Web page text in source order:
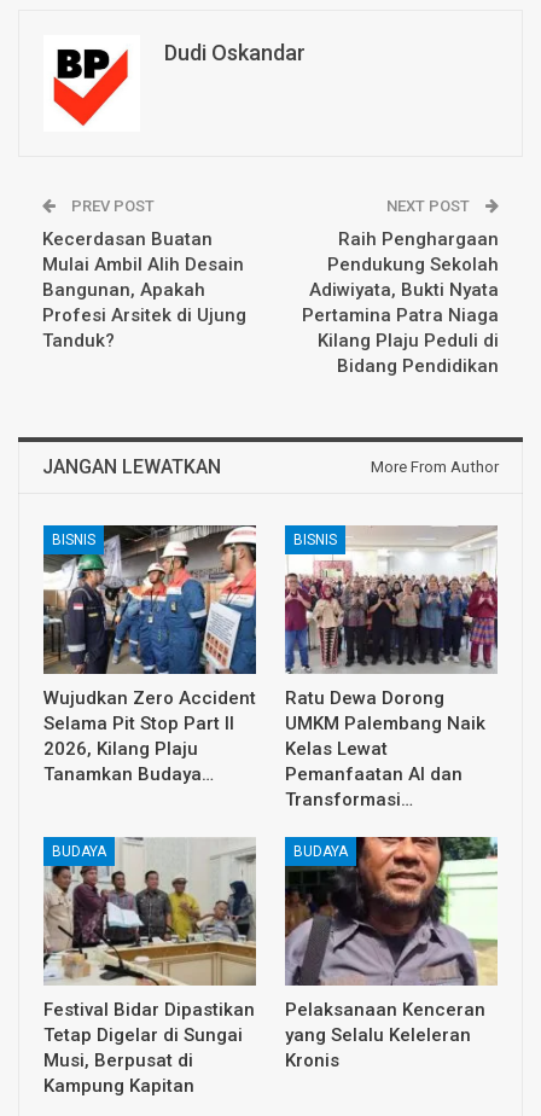
Dudi Oskandar
PREV POST
Kecerdasan Buatan
Mulai Ambil Alih Desain
Bangunan, Apakah
Profesi Arsitek di Ujung
Tanduk?
NEXT POST
Raih Penghargaan
Pendukung Sekolah
Adiwiyata, Bukti Nyata
Pertamina Patra Niaga
Kilang Plaju Peduli di
Bidang Pendidikan
JANGAN LEWATKAN More From Author
BISNIS
Wujudkan Zero Accident
Selama Pit Stop Part II
2026, Kilang Plaju
Tanamkan Budaya…
BISNIS
Ratu Dewa Dorong
UMKM Palembang Naik
Kelas Lewat
Pemanfaatan AI dan
Transformasi…
BUDAYA
Festival Bidar Dipastikan
Tetap Digelar di Sungai
Musi, Berpusat di
Kampung Kapitan
BUDAYA
Pelaksanaan Kenceran
yang Selalu Keleleran
Kronis